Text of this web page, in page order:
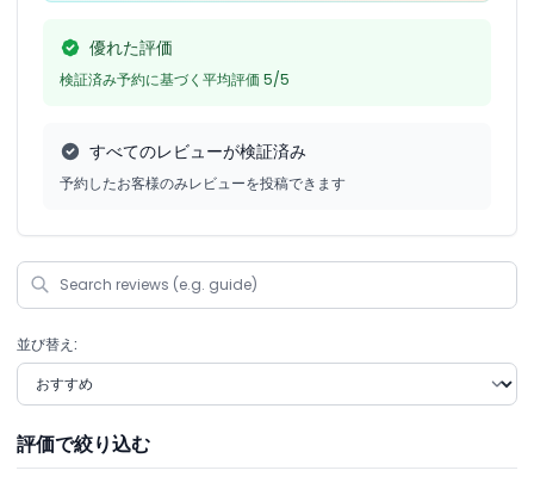
優れた評価
検証済み予約に基づく平均評価 5/5
すべてのレビューが検証済み
予約したお客様のみレビューを投稿できます
並び替え:
評価で絞り込む